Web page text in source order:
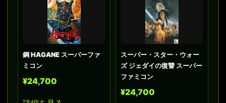
鋼 HAGANE スーパーファ
ミコン
¥24,700
スーパー・スター・ウォー
ズ ジェダイの復讐 スーパー
ファミコン
¥24,700